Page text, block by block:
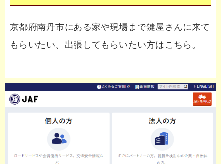
京都府南丹市にある家や現場まで鍵屋さんに来て
もらいたい、出張してもらいたい方はこちら。